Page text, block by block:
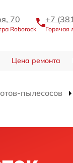
70
Roborock
+7
Горячая
Цена ремонта
пылесосов